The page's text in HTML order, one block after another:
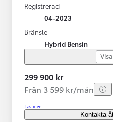
Registrerad
04-2023
Bränsle
Hybrid Bensin
299 900 kr
Från 3 599 kr/mån
Läs mer
Kontakta